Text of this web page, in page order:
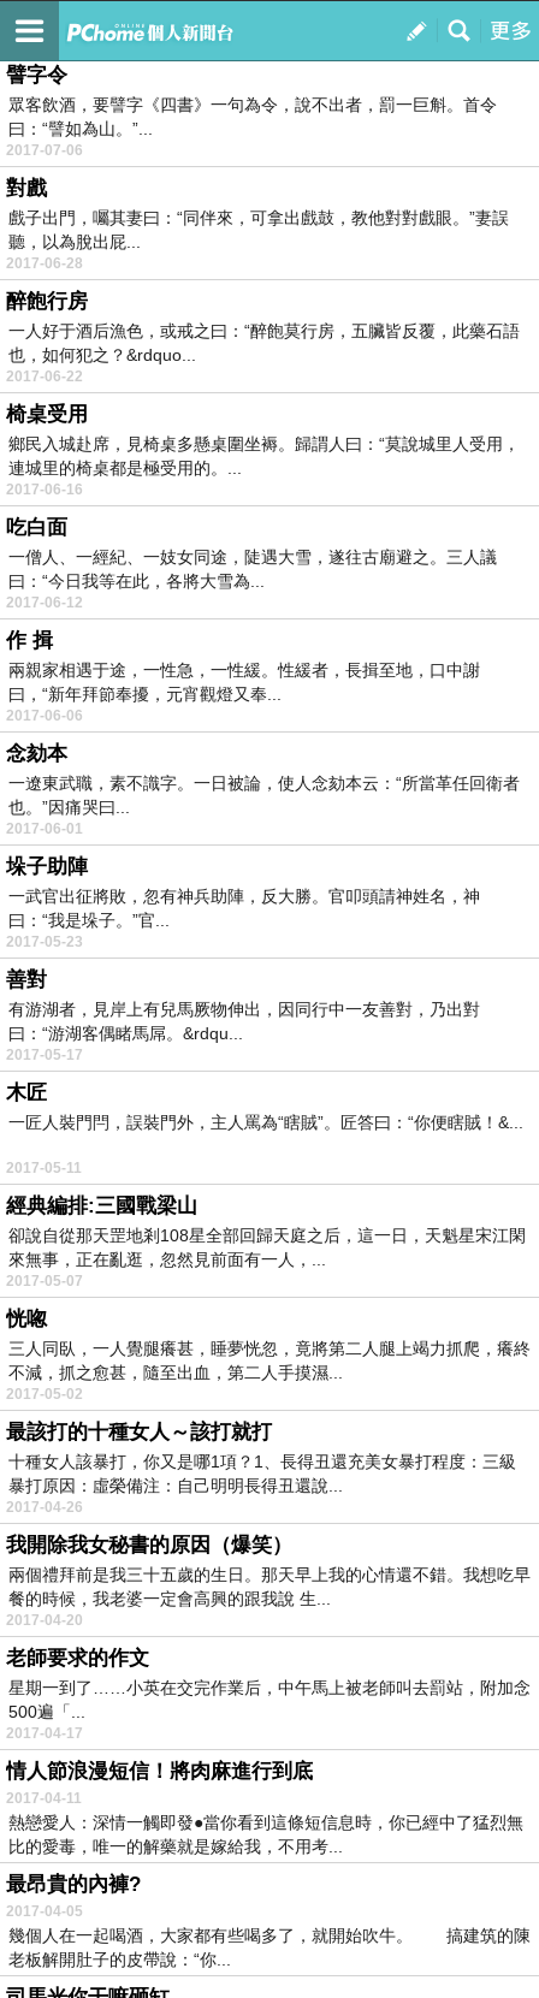
我的
訂閱
免費小遊戲
譬字令
眾客飲酒，要譬字《四書》一句為令，說不出者，罰一巨斛。首令
曰：“譬如為山。”...
2017-07-06
對戲
戲子出門，囑其妻曰：“同伴來，可拿出戲鼓，教他對對戲眼。”妻誤
聽，以為脫出屁...
2017-06-28
醉飽行房
一人好于酒后漁色，或戒之曰：“醉飽莫行房，五臟皆反覆，此藥石語
也，如何犯之？&rdquo...
2017-06-22
椅桌受用
鄉民入城赴席，見椅桌多懸桌圍坐褥。歸謂人曰：“莫說城里人受用，
連城里的椅桌都是極受用的。...
2017-06-16
吃白面
一僧人、一經紀、一妓女同途，陡遇大雪，遂往古廟避之。三人議
曰：“今日我等在此，各將大雪為...
2017-06-12
作 揖
兩親家相遇于途，一性急，一性緩。性緩者，長揖至地，口中謝
曰，“新年拜節奉擾，元宵觀燈又奉...
2017-06-06
念劾本
一遼東武職，素不識字。一日被論，使人念劾本云：“所當革任回衛者
也。”因痛哭曰...
2017-06-01
垛子助陣
一武官出征將敗，忽有神兵助陣，反大勝。官叩頭請神姓名，神
曰：“我是垛子。”官...
2017-05-23
善對
有游湖者，見岸上有兒馬厥物伸出，因同行中一友善對，乃出對
曰：“游湖客偶睹馬屌。&rdqu...
2017-05-17
木匠
一匠人裝門閂，誤裝門外，主人罵為“瞎賊”。匠答曰：“你便瞎賊！&...
2017-05-11
經典編排:三國戰梁山
卻說自從那天罡地剎108星全部回歸天庭之后，這一日，天魁星宋江閑
來無事，正在亂逛，忽然見前面有一人，...
2017-05-07
恍唿
三人同臥，一人覺腿癢甚，睡夢恍忽，竟將第二人腿上竭力抓爬，癢終
不減，抓之愈甚，隨至出血，第二人手摸濕...
2017-05-02
最該打的十種女人～該打就打
十種女人該暴打，你又是哪1項？1、長得丑還充美女暴打程度：三級
暴打原因：虛榮備注：自己明明長得丑還說...
2017-04-26
我開除我女秘書的原因（爆笑）
兩個禮拜前是我三十五歲的生日。那天早上我的心情還不錯。我想吃早
餐的時候，我老婆一定會高興的跟我說 生...
2017-04-20
老師要求的作文
星期一到了……小英在交完作業后，中午馬上被老師叫去罰站，附加念
500遍「...
2017-04-17
情人節浪漫短信！將肉麻進行到底
2017-04-11
熱戀愛人：深情一觸即發●當你看到這條短信息時，你已經中了猛烈無
比的愛毒，唯一的解藥就是嫁給我，不用考...
最昂貴的內褲?
2017-04-05
幾個人在一起喝酒，大家都有些喝多了，就開始吹牛。 搞建筑的陳
老板解開肚子的皮帶說：“你...